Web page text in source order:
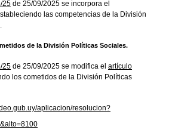
25 de 25/09/2025 se incorpora el
las competencias de la División
de la División Políticas Sociales.
25 de 25/09/2025 se modifica el artículo
los cometidos de la División Políticas
aplicacion/resolucion?